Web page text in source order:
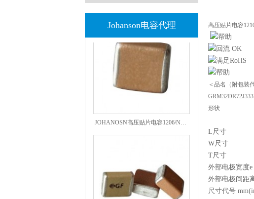
Johanson电容代理 高压贴片电容
＜品名（附包装
形状
L尺寸
W尺寸
T尺寸
外部电极宽度e
外部电极间距
尺寸代号